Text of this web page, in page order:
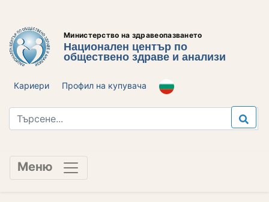
Министерство на здравеопазването
Национален център по
обществено здраве и анализи
Кариери Профил на купувача
Меню